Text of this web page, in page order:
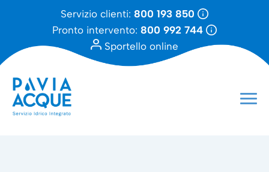
Servizio clienti: 800 193 850
Pronto intervento: 800 992 744
Sportello online